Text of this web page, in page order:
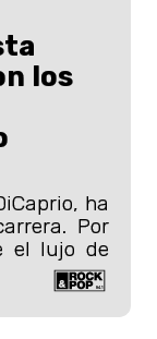
los
ha
Por
el lujo de